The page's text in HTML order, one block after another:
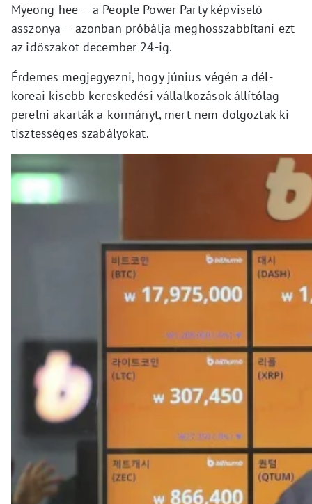
Myeong-hee – a People Power Party képviselő
asszonya – azonban próbálja meghosszabbítani ezt
az időszakot december 24-ig.
Érdemes megjegyezni, hogy június végén a dél-
koreai kisebb kereskedési vállalkozások állítólag
perelni akarták a kormányt, mert nem dolgoztak ki
tisztességes szabályokat.